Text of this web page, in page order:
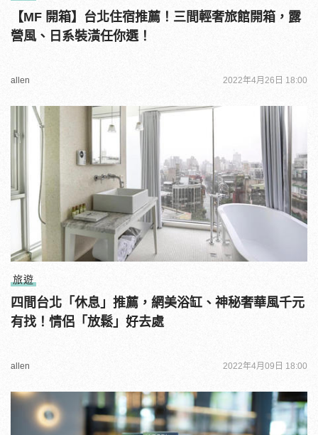
【MF 開箱】台北住宿推薦！三間輕奢旅館開箱，露
營風、日系裝潢任你選！
allen 2022年4月26日 18:00
旅遊
四間台北「休息」推薦，網美浴缸、神秘奢華風千元
有找！情侶「放鬆」好去處
allen 2022年4月09日 18:00